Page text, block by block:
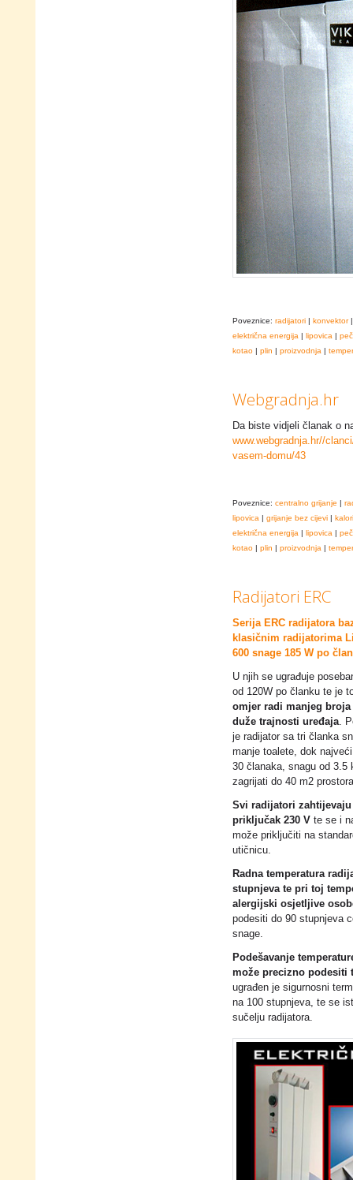
Poveznice: radijatori | konvektor
električna energija | lipovica |
kotao | plin | proizvodnja |
Webgradnja.hr
Da biste vidjeli članak o
www.webgradnja.hr//
vasem-domu/43
Poveznice: centralno grijanje |
lipovica | grijanje bez cijevi |
električna energija | lipovica |
kotao | plin | proizvodnja |
Radijatori ERC
Serija ERC radijatora
klasičnim radijatorima
600 snage 185 W po
U njih se ugrađuje
od 120W po članku te je
omjer radi manjeg
duže trajnosti uređaja.
je radijator sa tri članka
manje toalete, dok
30 članaka, snagu od 3.5
zagrijati do 40 m2
Svi radijatori
priključak 230 V te se i
može priključiti na
utičnicu.
Radna temperatura
stupnjeva te pri toj
alergijski osjetljive
podesiti do 90 stupnjeva
snage.
Podešavanje
može precizno podesiti
ugrađen je sigurnosni
na 100 stupnjeva, te se
sučelju radijatora.